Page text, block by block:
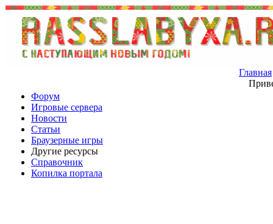
Главная
Форум
Игровые сервера
Новости
Статьи
Браузерные игры
Другие ресурсы
Справочник
Копилка портала